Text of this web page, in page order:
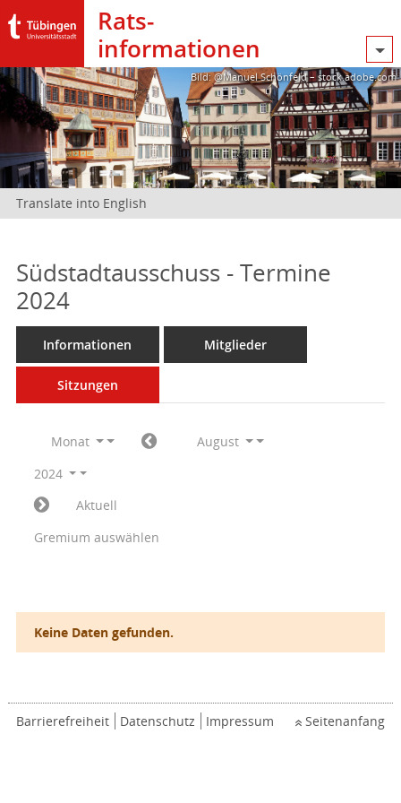
Rats­
informationen
Bild: @Manuel Schönfeld – stock.adobe.com
Translate into English
Südstadtausschuss - Termine
2024
Informationen Mitglieder
Sitzungen
Monat
August
2024
Aktuell
Gremium auswählen
Keine Daten gefunden.
Barrierefreiheit Datenschutz Impressum Seitenanfang